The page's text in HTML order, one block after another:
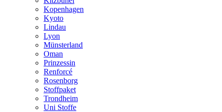
Kopenhagen
Kyoto
Lindau
Lyon
Münsterland
Oman
Prinzessin
Renforcé
Rosenborg
Stoffpaket
Trondheim
Uni Stoffe